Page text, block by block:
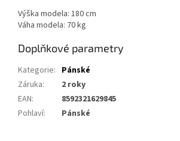
Výška modela: 180 cm
Váha modela: 70 kg
Doplňkové parametry
Kategorie: Pánské
Záruka:
2 roky
EAN:
8592321629845
Pohlaví: Pánské